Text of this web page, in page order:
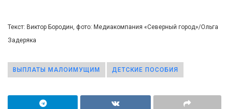
Текст: Виктор Бородин, фото: Медиакомпания «Северный город»/Ольга
Задеряка
ВЫПЛАТЫ МАЛОИМУЩИМ ДЕТСКИЕ ПОСОБИЯ